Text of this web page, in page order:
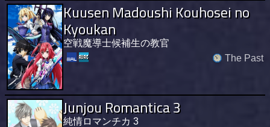
Kuusen Madoushi Kouhosei no
Kyoukan
空戦魔導士候補生の教官
The Past
Junjou Romantica 3
純情ロマンチカ 3